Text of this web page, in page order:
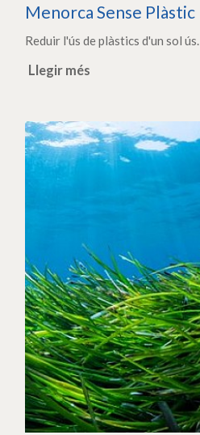
Menorca Sense Plàstic
Reduir l'ús de plàstics d'un sol ús.
Llegir més